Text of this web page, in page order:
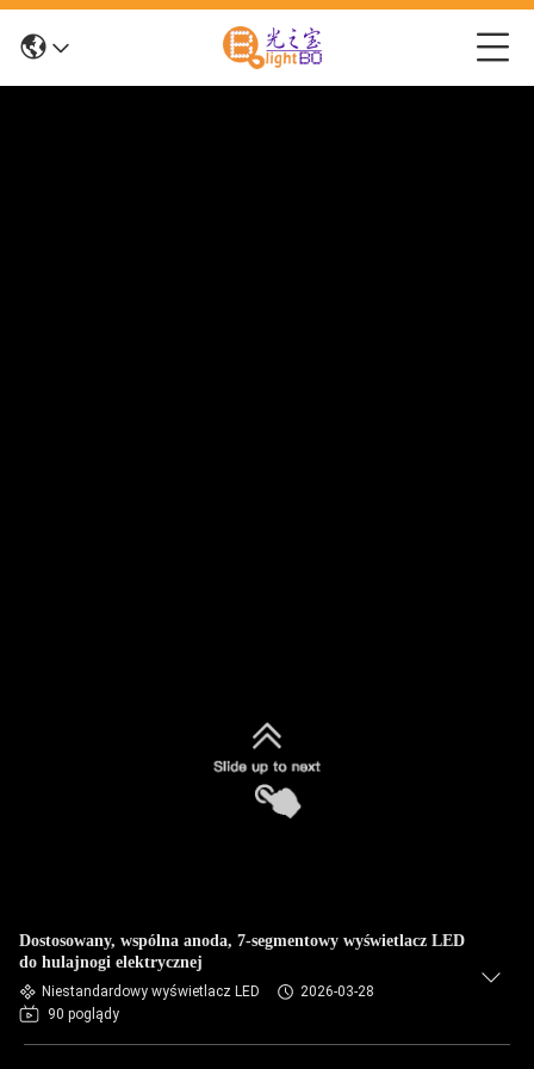
Dostosowany, wspólna anoda, 7-segmentowy wyświetlacz LED
do hulajnogi elektrycznej
Niestandardowy wyświetlacz LED
2026-03-28
90 poglądy